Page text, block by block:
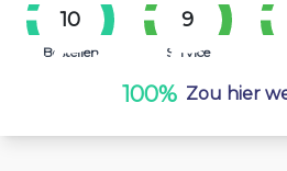
10
Bestellen
9
Service
100% Zou hier